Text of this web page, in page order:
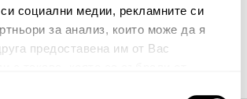
си социални медии, рекламните си
за анализ, които може да я
предоставена им от Вас
Абонирай